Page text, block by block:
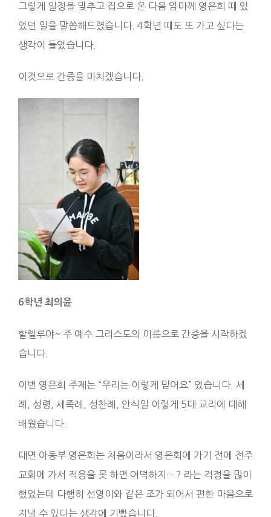
그렇게 일정을 맞추고 집으로 온 다음 엄마께 영은회 때 있
었던 일을 말씀해드렸습니다. 4학년 때도 또 가고 싶다는
생각이 들었습니다.
이것으로 간증을 마치겠습니다.
6학년 최의윤
할렐루야~ 주 예수 그리스도의 이름으로 간증을 시작하겠
습니다.
이번 영은회 주제는 “우리는 이렇게 믿어요” 였습니다. 세
례, 성령, 세족례, 성찬례, 안식일 이렇게 5대 교리에 대해
배웠습니다.
대면 아동부 영은회는 처음이라서 영은회에 가기 전에 전주
교회에 가서 적응을 못 하면 어떡하지…? 라는 걱정을 많이
했었는데 다행히 선영이와 같은 조가 되어서 편한 마음으로
지낼 수 있다는 생각에 기뻤습니다.